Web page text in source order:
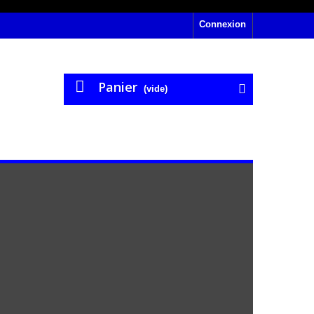
Connexion
Panier (vide)